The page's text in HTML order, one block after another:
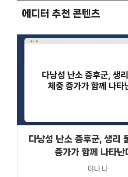
에디터 추천 콘텐츠
다낭성 난소 증후군, 생리
증가가 함께 나타난
야나 나